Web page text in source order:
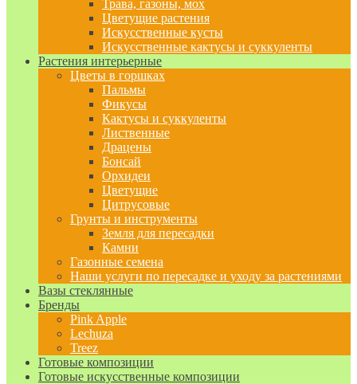
Трава, газоны, мох
Цветущие растения
Искусственные кусты
Искусственные кактусы и суккуленты
Растения интерьерные
Цветы в горшках
Пальмы
Фикусы
Кактусы и суккуленты
Лиственные
Драцены
Бонсай
Орхидеи
Цветущие
Цитрусовые
Грунты и инструменты
Земля для пересадки
Камни
Газонные семена
Наши услуги по пересадке и уходу за растениями
Вазы стеклянные
Бренды
Pink Apple
Lechuza
Treez
Готовые композиции
Готовые искусственные композиции